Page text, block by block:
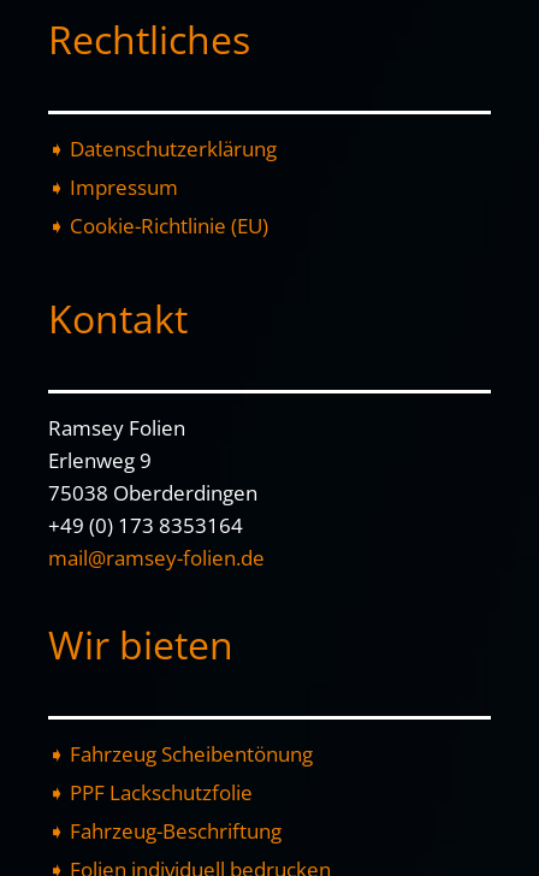
Rechtliches
➧ Datenschutzerklärung
➧ Impressum
➧ Cookie-Richtlinie (EU)
Kontakt
Ramsey Folien
Erlenweg 9
75038 Oberderdingen
+49 (0) 173 8353164
mail@ramsey-folien.de
Wir bieten
➧ Fahrzeug Scheibentönung
➧ PPF Lackschutzfolie
➧ Fahrzeug-Beschriftung
➧ Folien individuell bedrucken